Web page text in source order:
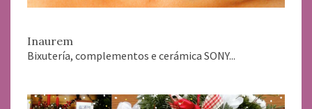
Inaurem
Bixutería, complementos e cerámica SONY...